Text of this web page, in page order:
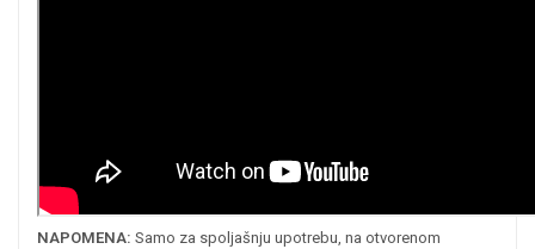
NAPOMENA: Samo za spoljašnju upotrebu, na otvorenom